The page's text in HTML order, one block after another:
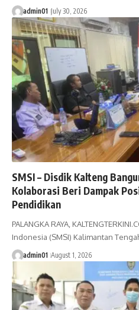
admin01 July 30, 2026
SMSI – Disdik Kalteng
Kolaborasi Beri Dampak
Pendidikan
PALANGKA RAYA,
Indonesia (SMSI) Kalimantan
admin01 August 1, 2026